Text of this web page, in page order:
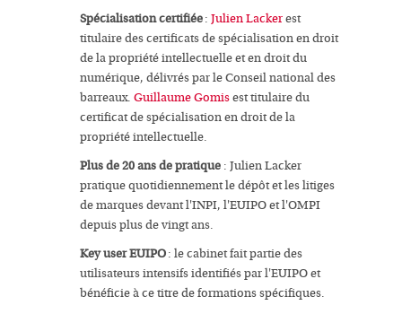
Spécialisation certifiée: Julien Lackerest
titulaire des certificats de spécialisation en droit
de la propriété intellectuelle et en droit du
numérique, délivrés par le Conseil national des
barreaux. Guillaume Gomisest titulaire du
certificat de spécialisation en droit de la
propriété intellectuelle.
Plus de 20 ans de pratique : Julien Lacker
pratique quotidiennement le dépôt et les litiges
de marques devant l'INPI, l'EUIPO et l'OMPI
depuis plus de vingt ans.
Key user EUIPO: le cabinet fait partie des
utilisateurs intensifs identifiés par l'EUIPO et
bénéficie à ce titre de formations spécifiques.